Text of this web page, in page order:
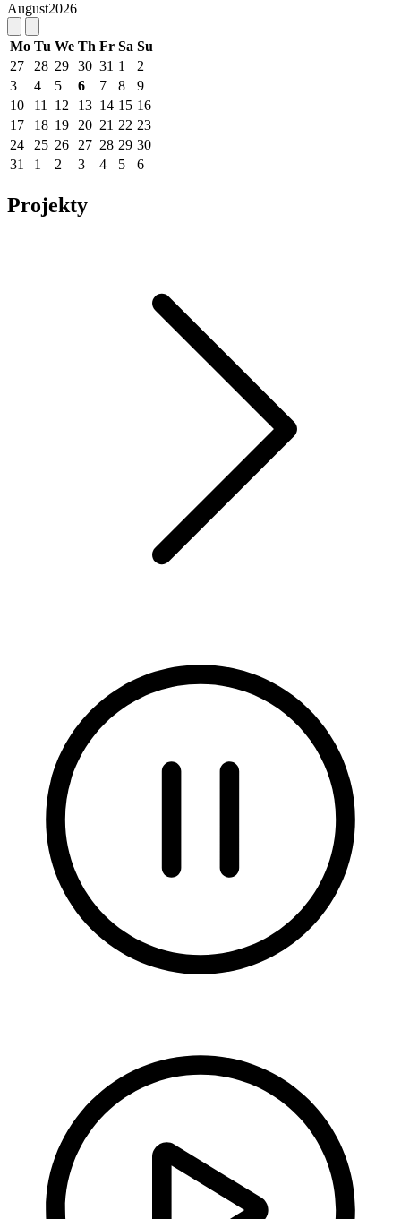
August2026
Mo Tu We Th Fr Sa Su
27
28 29 30 31 1
2
3
4 5 6 7 8
9
10
11 12 13 14 15 16
17
18 19 20 21 22 23
24
25 26 27 28 29 30
31
1 2 3 4 5 6
Projekty